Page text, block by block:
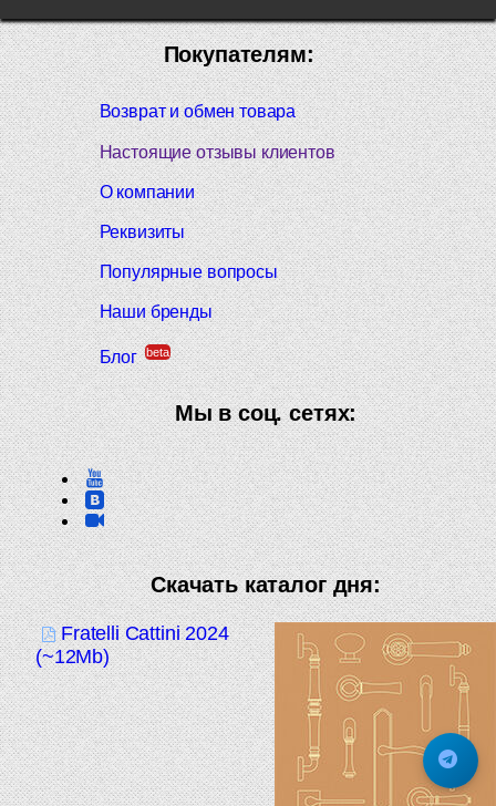
Покупателям:
Возврат и обмен товара
Настоящие отзывы клиентов
О компании
Реквизиты
Популярные вопросы
Наши бренды
Блог beta
Мы в соц. сетях:
Скачать каталог дня:
Fratelli Cattini 2024
(~12Mb)